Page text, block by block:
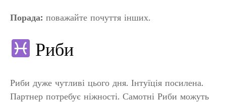
Порада: поважайте почуття інших.
Риби
Риби дуже чутливі цього дня. Інтуїція посилена.
Партнер потребує ніжності. Самотні Риби можуть